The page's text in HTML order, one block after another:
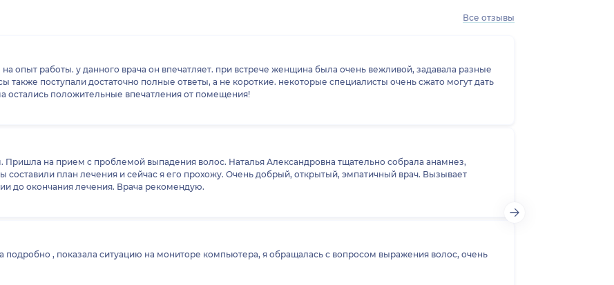
Все отзывы
опыт работы. у данного врача он впечатляет. при встрече женщина была очень вежливой, задавала разные
также поступали достаточно полные ответы, а не короткие. некоторые специалисты очень сжато могут дать
остались положительные впечатления от помещения!
на прием с проблемой выпадения волос. Наталья Александровна тщательно собрала анамнез,
план лечения и сейчас я его прохожу. Очень добрый, открытый, эмпатичный врач. Вызывает
до окончания лечения. Врача рекомендую.
подробно , показала ситуацию на мониторе компьютера, я обращалась с вопросом выражения волос, очень